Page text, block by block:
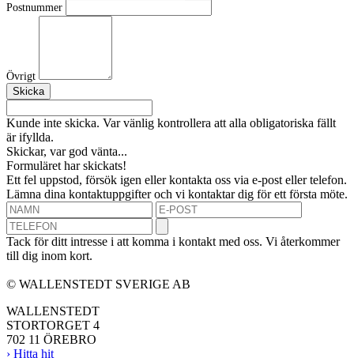
Postnummer
Övrigt
Kunde inte skicka. Var vänlig kontrollera att alla obligatoriska fällt
är ifyllda.
Skickar, var god vänta...
Formuläret har skickats!
Ett fel uppstod, försök igen eller kontakta oss via e-post eller telefon.
Lämna dina kontaktuppgifter och vi kontaktar dig för ett första möte.
Tack för ditt intresse i att komma i kontakt med oss. Vi återkommer
till dig inom kort.
© WALLENSTEDT SVERIGE AB
WALLENSTEDT
STORTORGET 4
702 11 ÖREBRO
› Hitta hit